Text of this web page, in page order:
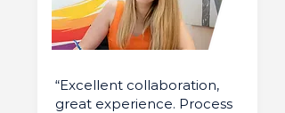
“Excellent collaboration,
great experience. Process